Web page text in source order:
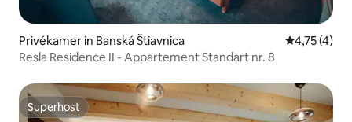
Privékamer in Banská Štiavnica
4,75 (4)
Resla Residence II - Appartement Standart nr. 8
Superhost
Superhost